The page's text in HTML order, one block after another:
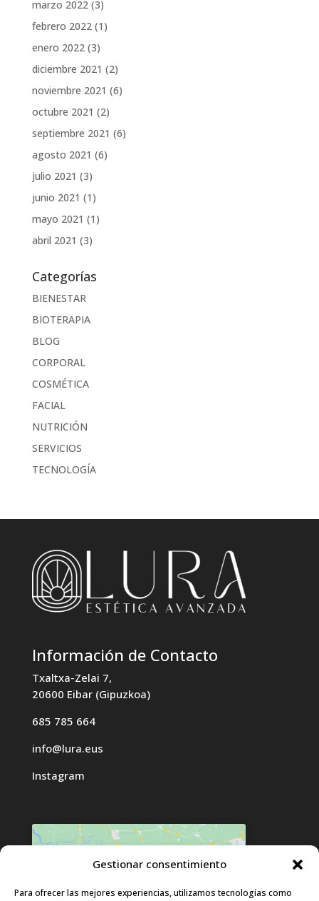
Gestionar consentimiento
Para ofrecer las mejores experiencias, utilizamos tecnologías como
marzo 2022(3)
febrero 2022(1)
enero 2022(3)
diciembre 2021 (2)
noviembre 2021 (6)
octubre 2021 (2)
septiembre 2021 (6)
agosto 2021 (6)
julio 2021 (3)
junio 2021 (1)
mayo 2021 (1)
abril 2021 (3)
Categorías
BIENESTAR
BIOTERAPIA
BLOG
CORPORAL
COSMÉTICA
FACIAL
NUTRICIÓN
SERVICIOS
TECNOLOGÍA
Información de Contacto
Txaltxa-Zelai 7,
20600 Eibar (Gipuzkoa)
685 785 664
info@lura.eus
Instagram
Haz clic para aceptar cookies de